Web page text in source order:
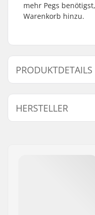
mehr Pegs
Warenkorb hinzu.
PRODUKTDETAILS
Achsen-
Peglänge:
Material:
HERSTELLER